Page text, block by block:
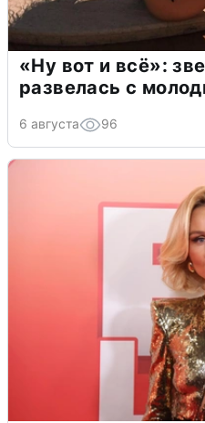
«Ну вот и всё»:
развелась с
6 августа 96